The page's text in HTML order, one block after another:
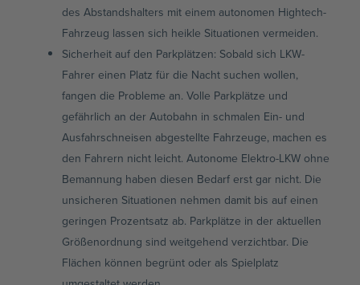
des Abstandshalters mit einem autonomen Hightech-
Fahrzeug lassen sich heikle Situationen vermeiden.
Sicherheit auf den Parkplätzen: Sobald sich LKW-
Fahrer einen Platz für die Nacht suchen wollen,
fangen die Probleme an. Volle Parkplätze und
gefährlich an der Autobahn in schmalen Ein- und
Ausfahrschneisen abgestellte Fahrzeuge, machen es
den Fahrern nicht leicht. Autonome Elektro-LKW ohne
Bemannung haben diesen Bedarf erst gar nicht. Die
unsicheren Situationen nehmen damit bis auf einen
geringen Prozentsatz ab. Parkplätze in der aktuellen
Größenordnung sind weitgehend verzichtbar. Die
Flächen können begrünt oder als Spielplatz